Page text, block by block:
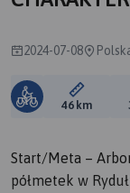
2024-07-08
Długość
46 km
Start/Meta –
półmetek w